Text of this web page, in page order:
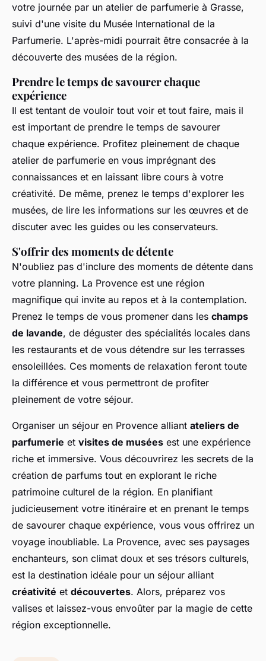
votre journée par un atelier de parfumerie à Grasse,
suivi d'une visite du Musée International de la
Parfumerie. L'après-midi pourrait être consacrée à la
découverte des musées de la région.
Prendre le temps de savourer chaque
expérience
Il est tentant de vouloir tout voir et tout faire, mais il
est important de prendre le temps de savourer
chaque expérience. Profitez pleinement de chaque
atelier de parfumerie en vous imprégnant des
connaissances et en laissant libre cours à votre
créativité. De même, prenez le temps d'explorer les
musées, de lire les informations sur les œuvres et de
discuter avec les guides ou les conservateurs.
S'offrir des moments de détente
N'oubliez pas d'inclure des moments de détente dans
votre planning. La Provence est une région
magnifique qui invite au repos et à la contemplation.
Prenez le temps de vous promener dans les champs
de lavande, de déguster des spécialités locales dans
les restaurants et de vous détendre sur les terrasses
ensoleillées. Ces moments de relaxation feront toute
la différence et vous permettront de profiter
pleinement de votre séjour.
Organiser un séjour en Provence alliant ateliers de
parfumerie et visites de musées est une expérience
riche et immersive. Vous découvrirez les secrets de la
création de parfums tout en explorant le riche
patrimoine culturel de la région. En planifiant
judicieusement votre itinéraire et en prenant le temps
de savourer chaque expérience, vous vous offrirez un
voyage inoubliable. La Provence, avec ses paysages
enchanteurs, son climat doux et ses trésors culturels,
est la destination idéale pour un séjour alliant
créativité et découvertes. Alors, préparez vos
valises et laissez-vous envoûter par la magie de cette
région exceptionnelle.